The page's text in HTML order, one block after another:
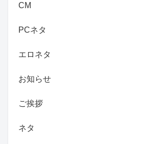
CM
PCネタ
エロネタ
お知らせ
ご挨拶
ネタ